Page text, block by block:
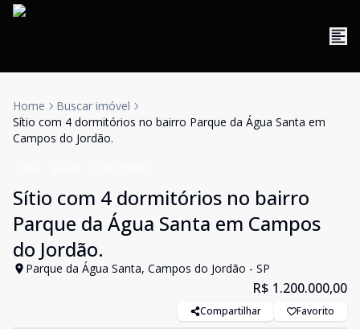
Home
Buscar imóvel
Sítio com 4 dormitórios no bairro Parque da Água Santa em
Campos do Jordão.
Sítio com 4 dormitórios no bairro
Parque da Água Santa em Campos
do Jordão.
Parque da Água Santa, Campos do Jordão - SP
R$ 1.200.000,00
Compartilhar Favorito